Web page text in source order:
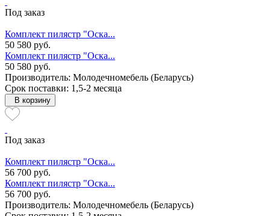
Под заказ
Комплект пилястр "Оска...
50 580 руб.
Комплект пилястр "Оска...
50 580 руб.
Производитель: Молодечномебель (Беларусь)
Срок поставки: 1,5-2 месяца
В корзину
Под заказ
Комплект пилястр "Оска...
56 700 руб.
Комплект пилястр "Оска...
56 700 руб.
Производитель: Молодечномебель (Беларусь)